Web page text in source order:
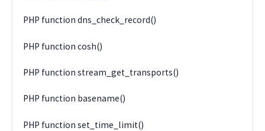
PHP function dns_check_record()
PHP function cosh()
PHP function stream_get_transports()
PHP function basename()
PHP function set_time_limit()